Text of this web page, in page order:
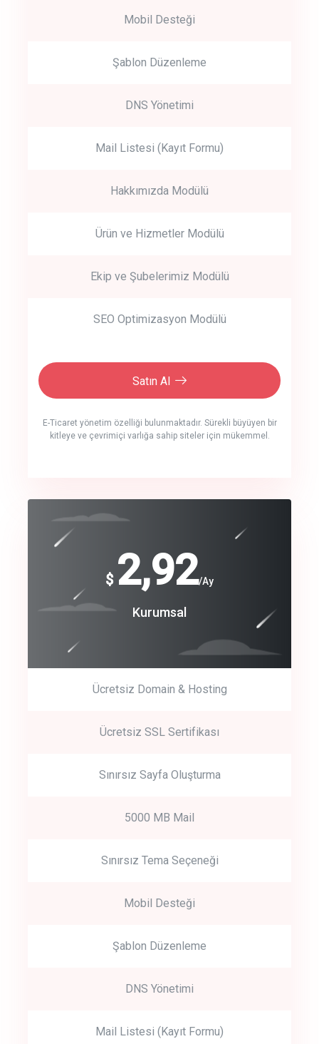
Mobil Desteği
Şablon Düzenleme
DNS Yönetimi
Mail Listesi (Kayıt Formu)
Hakkımızda Modülü
Ürün ve Hizmetler Modülü
Ekip ve Şubelerimiz Modülü
SEO Optimizasyon Modülü
Satın Al
E-Ticaret yönetim özelliği bulunmaktadır. Sürekli büyüyen bir
kitleye ve çevrimiçi varlığa sahip siteler için mükemmel.
crm auto cync
track energy costs
Get Started
Start by trying our service for 30 days free trial no credit card
$ 2,92/Ay
Kurumsal
Ücretsiz Domain & Hosting
Ücretsiz SSL Sertifikası
Sınırsız Sayfa Oluşturma
5000 MB Mail
Sınırsız Tema Seçeneği
Mobil Desteği
Şablon Düzenleme
DNS Yönetimi
Mail Listesi (Kayıt Formu)
$
240
Coroprate